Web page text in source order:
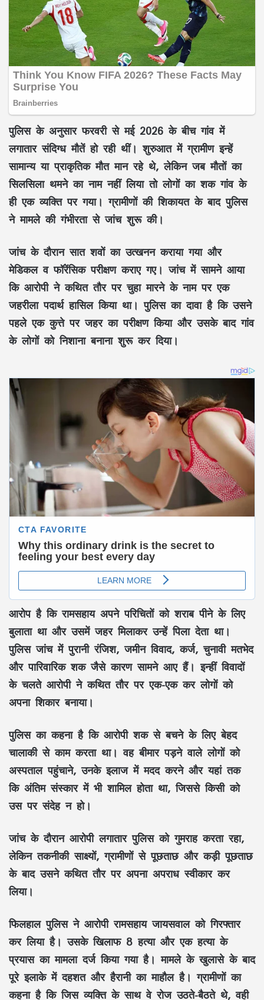
पुलिस के अनुसार फरवरी से मई 2026 के बीच गांव में
लगातार संदिग्ध मौतें हो रही थीं। शुरुआत में ग्रामीण इन्हें
सामान्य या प्राकृतिक मौत मान रहे थे, लेकिन जब मौतों का
सिलसिला थमने का नाम नहीं लिया तो लोगों का शक गांव के
ही एक व्यक्ति पर गया। ग्रामीणों की शिकायत के बाद पुलिस
ने मामले की गंभीरता से जांच शुरू की।
जांच के दौरान सात शवों का उत्खनन कराया गया और
मेडिकल व फॉरेंसिक परीक्षण कराए गए। जांच में सामने आया
कि आरोपी ने कथित तौर पर चुहा मारने के नाम पर एक
जहरीला पदार्थ हासिल किया था। पुलिस का दावा है कि उसने
पहले एक कुत्ते पर जहर का परीक्षण किया और उसके बाद गांव
के लोगों को निशाना बनाना शुरू कर दिया।
आरोप है कि रामसहाय अपने परिचितों को शराब पीने के लिए
बुलाता था और उसमें जहर मिलाकर उन्हें पिला देता था।
पुलिस जांच में पुरानी रंजिश, जमीन विवाद, कर्ज, चुनावी मतभेद
और पारिवारिक शक जैसे कारण सामने आए हैं। इन्हीं विवादों
के चलते आरोपी ने कथित तौर पर एक-एक कर लोगों को
अपना शिकार बनाया।
पुलिस का कहना है कि आरोपी शक से बचने के लिए बेहद
चालाकी से काम करता था। वह बीमार पड़ने वाले लोगों को
अस्पताल पहुंचाने, उनके इलाज में मदद करने और यहां तक
कि अंतिम संस्कार में भी शामिल होता था, जिससे किसी को
उस पर संदेह न हो।
जांच के दौरान आरोपी लगातार पुलिस को गुमराह करता रहा,
लेकिन तकनीकी साक्ष्यों, ग्रामीणों से पूछताछ और कड़ी पूछताछ
के बाद उसने कथित तौर पर अपना अपराध स्वीकार कर
लिया।
फिलहाल पुलिस ने आरोपी रामसहाय जायसवाल को गिरफ्तार
कर लिया है। उसके खिलाफ 8 हत्या और एक हत्या के
प्रयास का मामला दर्ज किया गया है। मामले के खुलासे के बाद
पूरे इलाके में दहशत और हैरानी का माहौल है। ग्रामीणों का
कहना है कि जिस व्यक्ति के साथ वे रोज उठते-बैठते थे, वही